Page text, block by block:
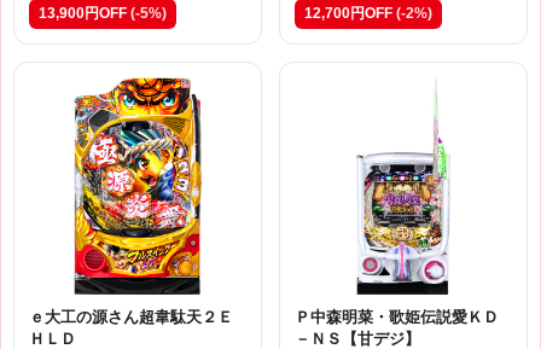
13,900円OFF (-5%) 12,700円OFF (-2%)
ｅ大工の源さん超韋駄天２Ｅ
ＨＬＤ
Ｐ中森明菜・歌姫伝説愛ＫＤ
－ＮＳ【甘デジ】